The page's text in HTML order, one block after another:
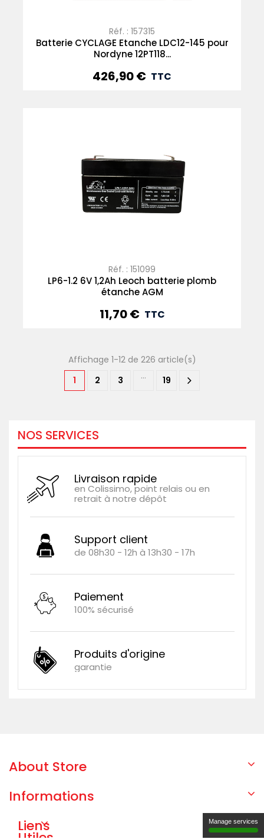
Réf. : 157315
Batterie CYCLAGE Etanche LDC12-145 pour
Nordyne 12PT118...
Prix
426,90 € TTC
Réf. : 151099
LP6-1.2 6V 1,2Ah Leoch batterie plomb
étanche AGM
Prix
11,70 € TTC
Affichage 1-12 de 226 article(s)
1
2 3 … 19
NOS SERVICES
Livraison rapide
en Colissimo, point relais ou en
retrait à notre dépôt
Support client
de 08h30 - 12h à 13h30 - 17h
Paiement
100% sécurisé
Produits d'origine
garantie
About Store
Informations
Liens
Manage services